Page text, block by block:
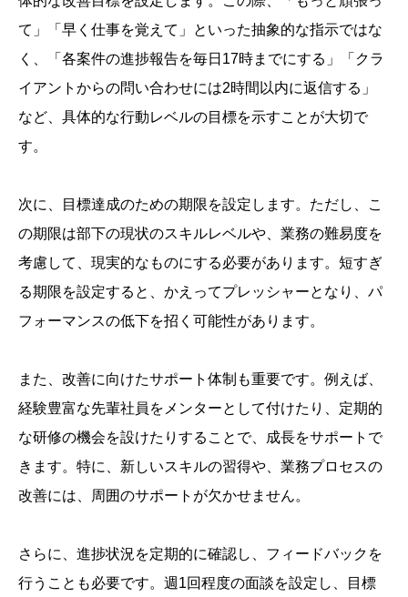
て」「早く仕事を覚えて」といった抽象的な指示ではな
く、「各案件の進捗報告を毎日17時までにする」「クラ
イアントからの問い合わせには2時間以内に返信する」
など、具体的な行動レベルの目標を示すことが大切で
す。
次に、目標達成のための期限を設定します。ただし、こ
の期限は部下の現状のスキルレベルや、業務の難易度を
考慮して、現実的なものにする必要があります。短すぎ
る期限を設定すると、かえってプレッシャーとなり、パ
フォーマンスの低下を招く可能性があります。
また、改善に向けたサポート体制も重要です。例えば、
経験豊富な先輩社員をメンターとして付けたり、定期的
な研修の機会を設けたりすることで、成長をサポートで
きます。特に、新しいスキルの習得や、業務プロセスの
改善には、周囲のサポートが欠かせません。
さらに、進捗状況を定期的に確認し、フィードバックを
行うことも必要です。週1回程度の面談を設定し、目標